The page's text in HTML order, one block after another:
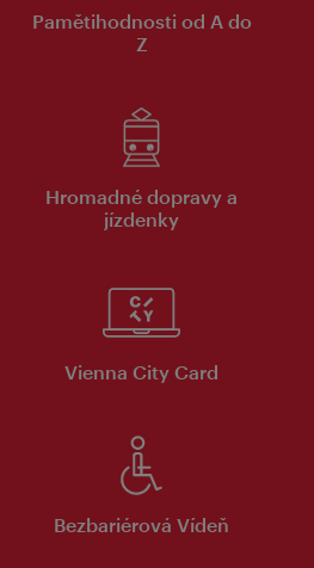
Pamětihodnosti od A do
Z
Hromadné dopravy a
jízdenky
Vienna City Card
Bezbariérová Vídeň